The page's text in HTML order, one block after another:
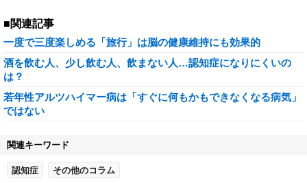
■関連記事
一度で三度楽しめる「旅行」は脳の健康維持にも効果的
酒を飲む人、少し飲む人、飲まない人…認知症になりにくいの
は？
若年性アルツハイマー病は「すぐに何もかもできなくなる病気」
ではない
関連キーワード
認知症 その他のコラム